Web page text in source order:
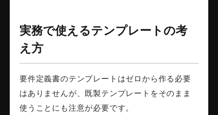
実務で使えるテンプレートの考
え方
要件定義書のテンプレートはゼロから作る必要
はありませんが、既製テンプレートをそのまま
使うことにも注意が必要です。